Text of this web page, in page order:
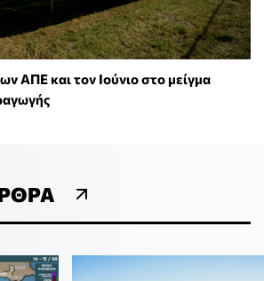
ΑΠΕ και τον Ιούνιο στο μείγμα